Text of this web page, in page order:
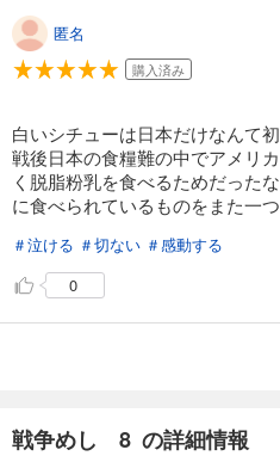
匿名
購入済み
白いシチューは日本だけなんて
戦後日本の食糧難の中でアメリ
く脱脂粉乳を食べるためだった
に食べられているものをまた一
＃泣ける ＃切ない ＃感動する
0
戦争めし 8 の詳細情報